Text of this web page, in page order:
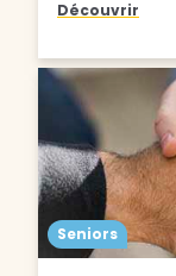
Découvrir
Seniors